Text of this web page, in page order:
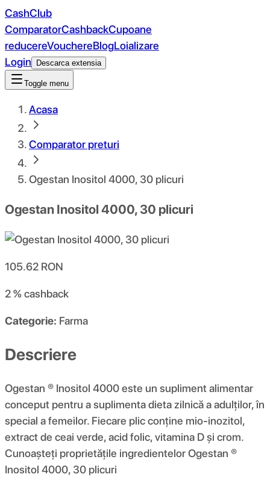
CashClub
ComparatorCashbackCupoane
reducereVouchereBlogLoializare
Login
Descarca extensia
Toggle menu
Acasa
Comparator preturi
Ogestan Inositol 4000, 30 plicuri
Ogestan Inositol 4000, 30 plicuri
105.62 RON
2 %cashback
Categorie: Farma
Descriere
Ogestan ® Inositol 4000 este un supliment alimentar
conceput pentru a suplimenta dieta zilnică a adulților, în
special a femeilor. Fiecare plic conține mio-inozitol,
extract de ceai verde, acid folic, vitamina D și crom.
Cunoașteți proprietățile ingredientelor Ogestan ®
Inositol 4000, 30 plicuri